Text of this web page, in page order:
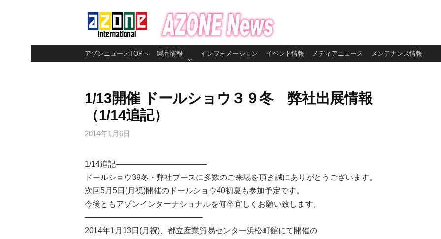
ン
アゾンニュースTOPへ 製品情報 インフォメーション イベント情報 メディアニュース メンテナンス情報
1/13開催 ドールショウ３９冬 弊社出展情報
（1/14追記）
2014年1月6日
1/14追記———————————–
ドールショウ39冬・弊社ブースに多数のご来場を頂き誠にありがとうございます。
次回5月5日(月祝)開催のドールショウ40初夏も参加予定です。
今後ともアゾンインターナショナルを何卒宜しくお願い致します。
———————————————
2014年1月13日(月祝)、都立産業貿易センター浜松町館にて開催の